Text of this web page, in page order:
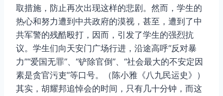
取措施，防止再次出现这样的悲剧。然而，学生的
热心和努力遭到中共政府的漠视，甚至，遭到了中
共军警的残酷殴打，因而，引发了学生的强烈抗
议。学生们向天安门广场行进，沿途高呼“反对暴
力”“爱国无罪”、“铲除官倒”、“社会最大的不安定因
素是贪官污吏”等口号。（陈小雅《八九民运史》）
其实，胡耀邦追悼会的时间，只有几十分钟，而这